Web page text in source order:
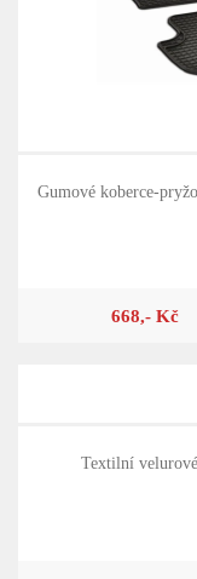
Gumové koberce-
668,- Kč
Textilní